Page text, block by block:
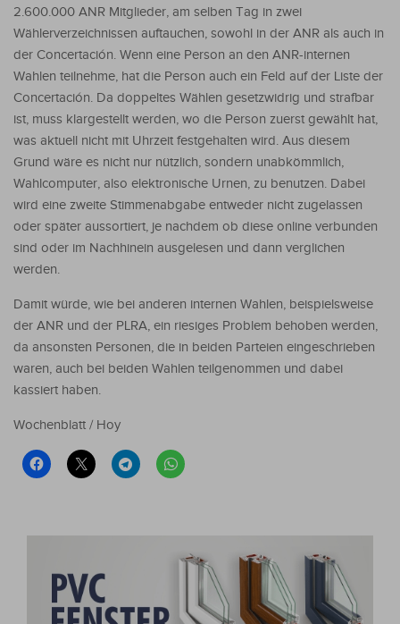
2.600.000 ANR Mitglieder, am selben Tag in zwei
Wählerverzeichnissen auftauchen, sowohl in der ANR als auch in
der Concertación. Wenn eine Person an den ANR-internen
Wahlen teilnehme, hat die Person auch ein Feld auf der Liste der
Concertación. Da doppeltes Wählen gesetzwidrig und strafbar
ist, muss klargestellt werden, wo die Person zuerst gewählt hat,
was aktuell nicht mit Uhrzeit festgehalten wird. Aus diesem
Grund wäre es nicht nur nützlich, sondern unabkömmlich,
Wahlcomputer, also elektronische Urnen, zu benutzen. Dabei
wird eine zweite Stimmenabgabe entweder nicht zugelassen
oder später aussortiert, je nachdem ob diese online verbunden
sind oder im Nachhinein ausgelesen und dann verglichen
werden.
Damit würde, wie bei anderen internen Wahlen, beispielsweise
der ANR und der PLRA, ein riesiges Problem behoben werden,
da ansonsten Personen, die in beiden Parteien eingeschrieben
waren, auch bei beiden Wahlen teilgenommen und dabei
kassiert haben.
Wochenblatt / Hoy